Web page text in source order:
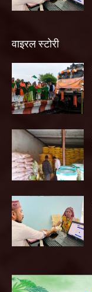
वाइरल स्टोरी